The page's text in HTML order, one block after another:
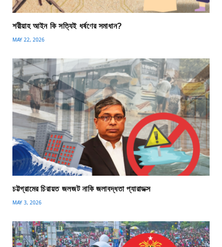
শরীয়াহ আইন কি সত্যিই ধর্ষণের সমাধান?
MAY 22, 2026
চট্টগ্রামের চিরায়ত জলজট নাকি জলাবদ্ধতা প্যারাডক্স
MAY 3, 2026